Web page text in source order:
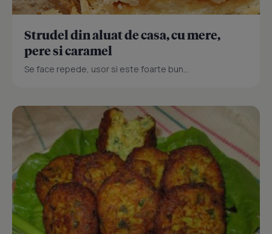
Strudel din aluat de casa, cu mere,
pere si caramel
Se face repede, usor si este foarte bun...